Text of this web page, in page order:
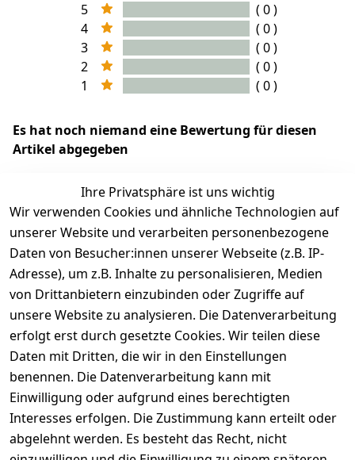
5
( 0 )
4
( 0 )
3
( 0 )
2
( 0 )
1
( 0 )
Es hat noch niemand eine Bewertung für diesen
Artikel abgegeben
EU-Verantwortliche Person - klicken Sie für Details
Ihre Privatsphäre ist uns wichtig
Wir verwenden Cookies und ähnliche Technologien auf
unserer Website und verarbeiten personenbezogene
Daten von Besucher:innen unserer Webseite (z.B. IP-
Adresse), um z.B. Inhalte zu personalisieren, Medien
von Drittanbietern einzubinden oder Zugriffe auf
unsere Website zu analysieren. Die Datenverarbeitung
erfolgt erst durch gesetzte Cookies. Wir teilen diese
Daten mit Dritten, die wir in den Einstellungen
benennen. Die Datenverarbeitung kann mit
Einwilligung oder aufgrund eines berechtigten
Interesses erfolgen. Die Zustimmung kann erteilt oder
abgelehnt werden. Es besteht das Recht, nicht
Rechtliches
AGB
Services
Kontakt
Zahlungsm
öglichkeite
n
Versanddie
nstleister